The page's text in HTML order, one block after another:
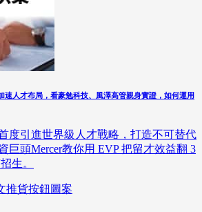
速人才布局，看豪勉科技、風澤高管親身實證，如何運用
度引進世界級人才戰略，打造不可替代
巨頭Mercer教你用 EVP 把留才效益翻 3
生。